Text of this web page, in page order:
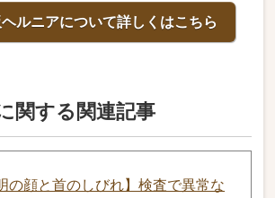
ルニアについて詳しくはこちら
関する関連記事
の顔と首のしびれ】検査で異常な